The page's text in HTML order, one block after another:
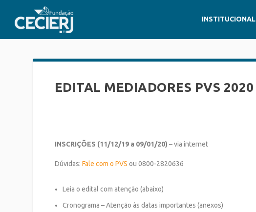
INSTITUCIONAL
EDITAL MEDIADORES PVS 2020
INSCRIÇÕES (11/12/19 a 09/01/20) – via internet
Dúvidas: Fale com o PVS ou 0800-2820636
Leia o edital com atenção (abaixo)
Cronograma – Atenção às datas importantes (anexos)